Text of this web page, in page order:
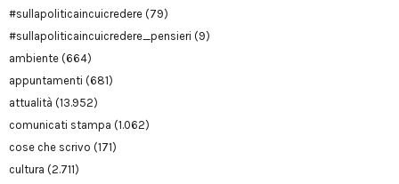
#sullapoliticaincuicredere (79)
#sullapoliticaincuicredere_pensieri (9)
ambiente (664)
appuntamenti (681)
attualità (13.952)
comunicati stampa (1.062)
cose che scrivo (171)
cultura (2.711)